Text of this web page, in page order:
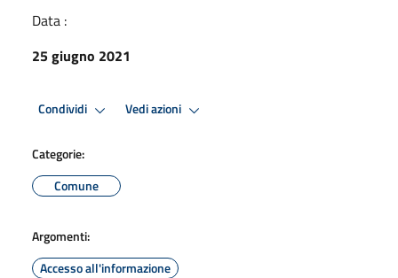
Data :
25 giugno 2021
Condividi Vedi azioni
Categorie:
Comune
Argomenti:
Accesso all'informazione